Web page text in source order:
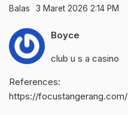
Balas 3 Maret 2026 2:14 PM
Boyce
club u s a casino
References:
https://focustangerang.com/